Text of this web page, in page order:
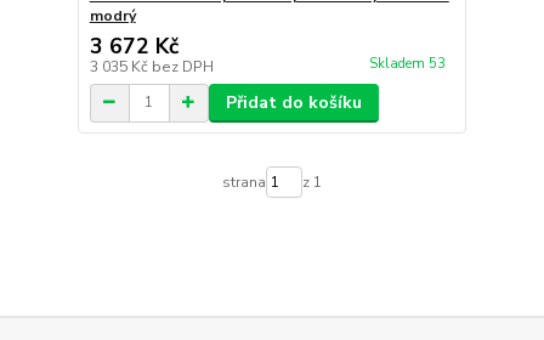
modrý
3 672 Kč
3 035 Kč bez DPH Skladem 53
Přidat do košíku
strana z 1